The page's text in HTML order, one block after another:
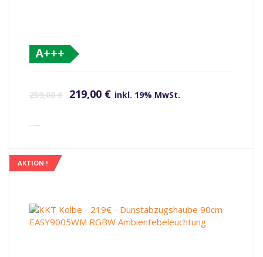
A+++
259,00€ 219,00 € inkl. 19% MwSt.
inkl. Versandkosten
AKTION !